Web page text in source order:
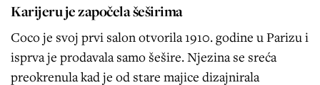
Karijeru je započela šeširima
Coco je svoj prvi salon otvorila 1910. godine u Parizu i
isprva je prodavala samo šešire. Njezina se sreća
preokrenula kad je od stare majice dizajnirala